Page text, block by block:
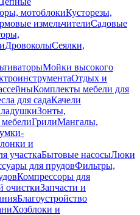
мотоблокиКусторезы,
измельчителиСадовые
ДровоколыСеялки,
Мойки высокого
Отдых и
Комплекты мебели для
для садаКачели
Зонты,
ГрилиМангалы,
и
участкаБытовые насосыЛюки
для прудовФильтры,
Компрессоры для
очисткиЗапчасти и
Благоустройство
Хозблоки и